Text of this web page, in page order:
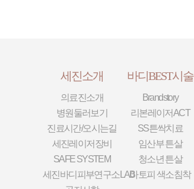
세진소개
의료진소개
병원둘러보기
진료시간/오시는길
세진레이저장비
SAFE SYSTEM
세진바디피부연구소LAB
바디BEST시술
Brandstory
리본레이저ACT
SS튼싹치료
임산부 튼살
청소년 튼살
아토피 색소침착